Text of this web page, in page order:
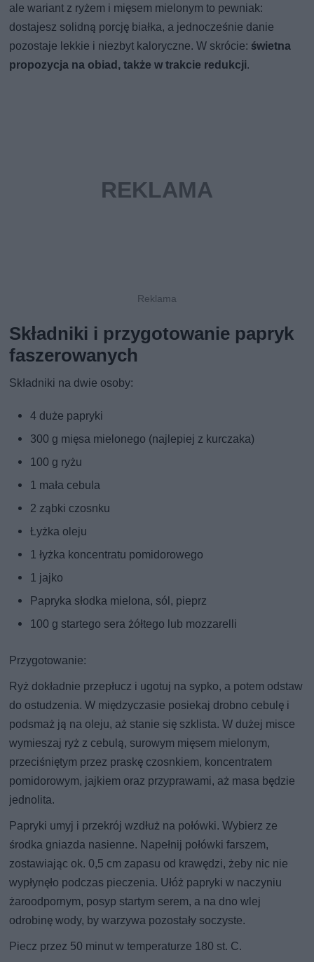
ale wariant z ryżem i mięsem mielonym to pewniak:
dostajesz solidną porcję białka, a jednocześnie danie
pozostaje lekkie i niezbyt kaloryczne. W skrócie:świetna
propozycja na obiad, także w trakcie redukcji.
Składniki i przygotowanie papryk
faszerowanych
Składniki na dwie osoby:
4 duże papryki
300 g mięsa mielonego (najlepiej z kurczaka)
100 g ryżu
1 mała cebula
2 ząbki czosnku
Łyżka oleju
1 łyżka koncentratu pomidorowego
1 jajko
Papryka słodka mielona, sól, pieprz
100 g startego sera żółtego lub mozzarelli
Przygotowanie:
Ryż dokładnie przepłucz i ugotuj na sypko, a potem odstaw
do ostudzenia. W międzyczasie posiekaj drobno cebulę i
podsmaż ją na oleju, aż stanie się szklista. W dużej misce
wymieszaj ryż z cebulą, surowym mięsem mielonym,
przeciśniętym przez praskę czosnkiem, koncentratem
pomidorowym, jajkiem oraz przyprawami, aż masa będzie
jednolita.
Papryki umyj i przekrój wzdłuż na połówki. Wybierz ze
środka gniazda nasienne. Napełnij połówki farszem,
zostawiając ok. 0,5 cm zapasu od krawędzi, żeby nic nie
wypłynęło podczas pieczenia. Ułóż papryki w naczyniu
żaroodpornym, posyp startym serem, a na dno wlej
odrobinę wody, by warzywa pozostały soczyste.
Piecz przez 50 minut w temperaturze 180 st. C.